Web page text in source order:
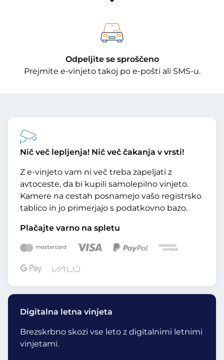
Odpeljite se sproščeno
Prejmite e-vinjeto takoj po e-pošti ali SMS-u.
Nič več lepljenja! Nič več čakanja v vrsti!
Z e-vinjeto vam ni več treba zapeljati z
avtoceste, da bi kupili samolepilno vinjeto.
Kamere na cestah posnamejo vašo registrsko
tablico in jo primerjajo s podatkovno bazo.
Plačajte varno na spletu
Digitalna letna vinjeta
Brezskrbno skozi vse leto z digitalnimi letnimi
vinjetami.